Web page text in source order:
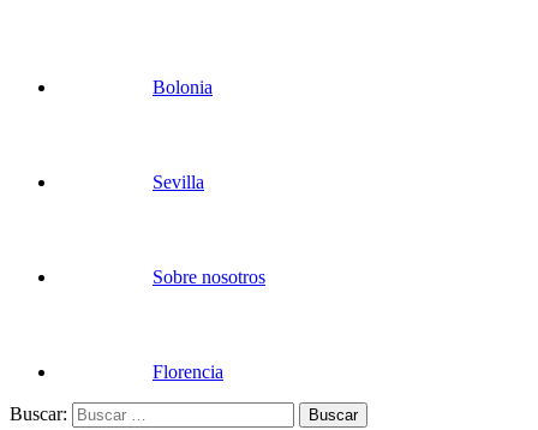
Bolonia
Sevilla
Sobre nosotros
Florencia
Buscar: